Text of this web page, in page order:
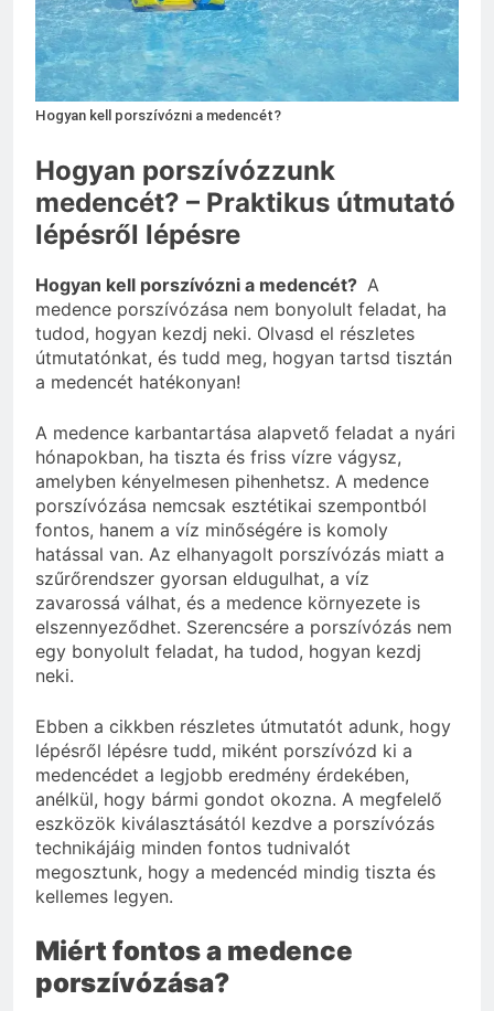
3 Nap Ezelőtt
Hogyan kell porszívózni a medencét?
Hogyan porszívózzunk
medencét? – Praktikus útmutató
lépésről lépésre
Hogyan kell porszívózni a medencét? A
medence porszívózása nem bonyolult feladat, ha
tudod, hogyan kezdj neki. Olvasd el részletes
útmutatónkat, és tudd meg, hogyan tartsd tisztán
a medencét hatékonyan!
A medence karbantartása alapvető feladat a nyári
hónapokban, ha tiszta és friss vízre vágysz,
amelyben kényelmesen pihenhetsz. A medence
porszívózása nemcsak esztétikai szempontból
fontos, hanem a víz minőségére is komoly
hatással van. Az elhanyagolt porszívózás miatt a
szűrőrendszer gyorsan eldugulhat, a víz
zavarossá válhat, és a medence környezete is
elszennyeződhet. Szerencsére a porszívózás nem
egy bonyolult feladat, ha tudod, hogyan kezdj
neki.
Ebben a cikkben részletes útmutatót adunk, hogy
lépésről lépésre tudd, miként porszívózd ki a
medencédet a legjobb eredmény érdekében,
anélkül, hogy bármi gondot okozna. A megfelelő
eszközök kiválasztásától kezdve a porszívózás
technikájáig minden fontos tudnivalót
megosztunk, hogy a medencéd mindig tiszta és
kellemes legyen.
Miért fontos a medence
porszívózása?